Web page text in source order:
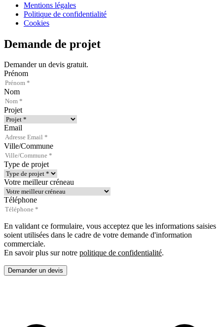
Mentions légales
Politique de confidentialité
Cookies
Demande de projet
Demander un devis gratuit.
Prénom
Nom
Projet
Email
Ville/Commune
Type de projet
Votre meilleur créneau
Téléphone
En validant ce formulaire, vous acceptez que les informations saisies
soient utilisées dans le cadre de votre demande d'information
commerciale.
En savoir plus sur notre politique de confidentialité.
Demander un devis